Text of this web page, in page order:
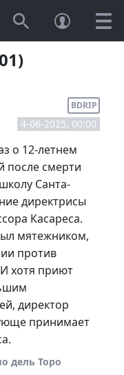
BDRIP
4-06-2025, 00:00
о 12-летнем
после смерти
Санта-
директрисы
Касареса.
мятежником,
против
хотя приют
директор
принимает
дель Торо